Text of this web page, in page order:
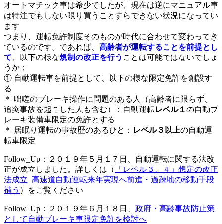
オートマチック車は希少でしたが、現在は逆にマニュアル車
は特注でもしない限り買うことすらできない状況になってい
ます
つまり、運転免許制度そのものが時代に合わせて変わってき
ているのです。であれば、 高齢者が運転することを前提とし
て、以下の様な規制の改正を行う ことは可能ではないでしょ
うか；
① 自動運転車を前提として、以下の様な限定免許を創設す
る
＊ 咄嗟のブレーキ操作に問題のある人（高齢者に限らず、
追突事故を起こした人も含む）：自動運転レベル１の自動ブ
レーキ装備車限定の免許とする
＊ 居眠り運転の事故歴のあるひと： レベル３以上の自動運
転車限定
Follow_Up：２０１９年５月１７日、自動運転に関する法改
正が成立しました。詳しくは（
「レベル３、４」想定の改正
法成立_高速道自動運転来年実現へ前進・過疎地の移動手段
補う ）をご覧ください
Follow_Up：２０１９年６月１８日、 政府・高齢事故防止策
として自動ブレーキ車限定免許を検討へ